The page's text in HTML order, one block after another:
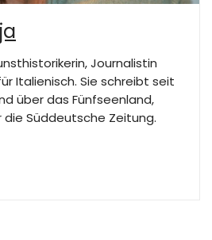
Journalistin
Italienisch. Sie schreibt seit
über das Fünfseenland,
Süddeutsche Zeitung.